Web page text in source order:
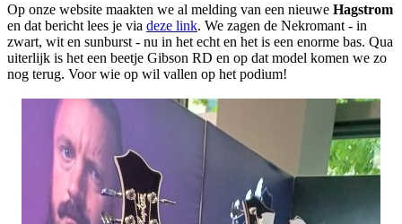
Op onze website maakten we al melding van een nieuwe Hagstrom
en dat bericht lees je via deze link. We zagen de Nekromant - in
zwart, wit en sunburst - nu in het echt en het is een enorme bas. Qua
uiterlijk is het een beetje Gibson RD en op dat model komen we zo
nog terug. Voor wie op wil vallen op het podium!